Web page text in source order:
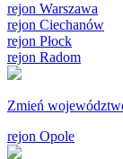
rejon Warszawa
rejon Ciechanów
rejon Płock
rejon Radom
Zmień
rejon Opole